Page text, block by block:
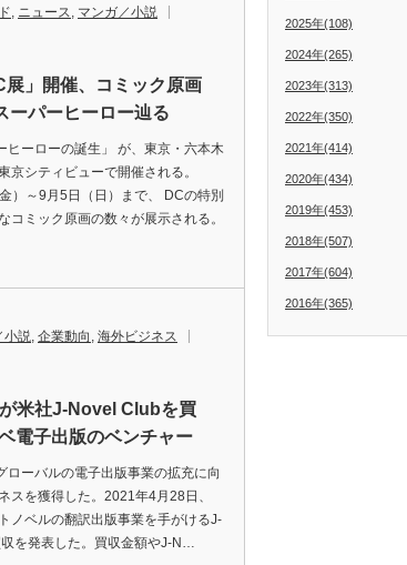
, ニュース, マンガ／小説
展」開催、コミック原画
ーパーヒーロー辿る
ーローの誕生」 が、東京・六本木
京シティビューで開催される。
）～9月5日（日）まで、 DCの特別
コミック原画の数々が展示される。
小説, 企業動向 , 海外ビジネス
米社J-Novel Clubを買
電子出版のベンチャー
ーバルの電子出版事業の拡充に向
スを獲得した。2021年4月28日、
ノベルの翻訳出版事業を手がけるJ-
を発表した。買収金額やJ-N…
2025年(108)
2024年(265)
2023年(313)
2022年(350)
2021年(414)
2020年(434)
2019年(453)
2018年(507)
2017年(604)
2016年(365)